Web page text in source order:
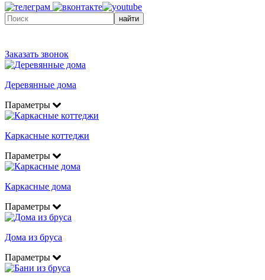
найти
Заказать звонок
Деревянные дома
Параметры
Каркасные коттеджи
Параметры
Каркасные дома
Параметры
Дома из бруса
Параметры